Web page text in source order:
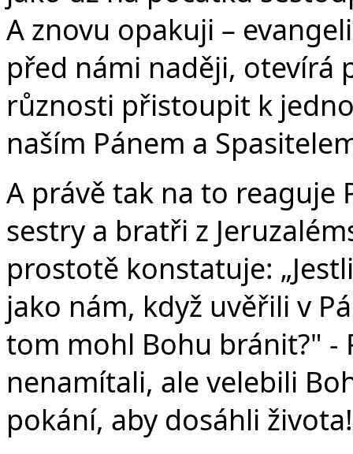
A znovu opakuji –
před námi naději, otevírá
různosti přistoupit k
naším Pánem a
A právě tak na to reaguje
sestry a bratři z
prostotě konstatuje:
jako nám, když uvěřili v
tom mohl Bohu bránit?" -
nenamítali, ale velebili
pokání, aby dosáhli